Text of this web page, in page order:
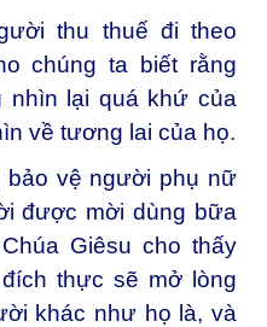
thu thuế đi theo
chúng ta biết rằng
nhìn lại quá khứ của
về tương lai của họ.
bảo vệ người phụ nữ
được mời dùng bữa
Giêsu cho thấy
thực sẽ mở lòng
khác như họ là, và